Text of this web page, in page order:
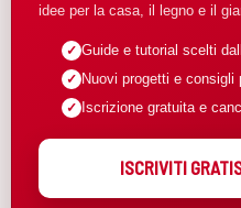
idee per la casa, il legno e il
Guide e tutorial scelti
Nuovi progetti e consigli
Iscrizione gratuita e
ISCRIVITI